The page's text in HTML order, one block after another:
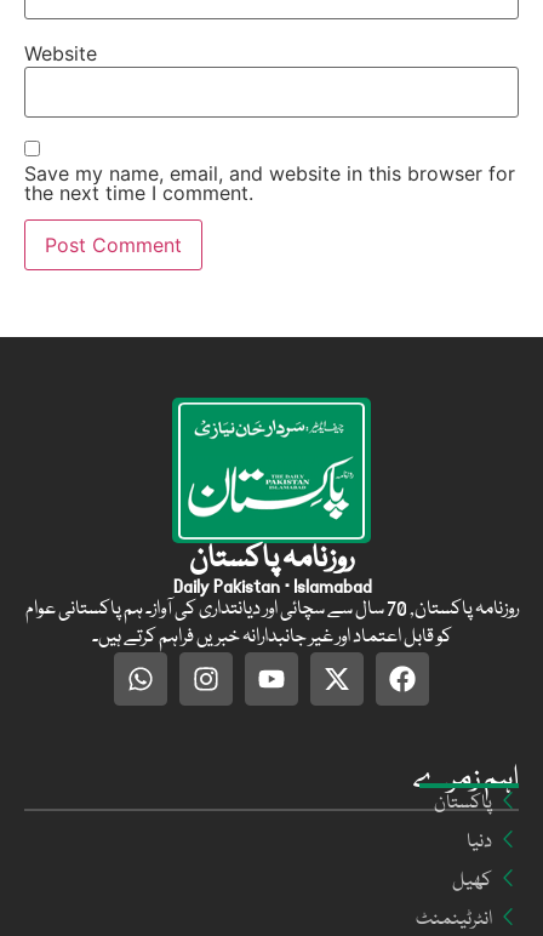
Website
Save my name, email, and website in this browser for
the next time I comment.
اہم زمرے
پاکستان
دنیا
کھیل
انٹرٹینمنٹ
روزنامہ پاکستان
Daily Pakistan · Islamabad
روزنامہ پاکستان, 70 سال سے سچائی اور دیانتداری کی آواز۔ ہم پاکستانی عوام
کو قابل اعتماد اور غیر جانبدارانہ خبریں فراہم کرتے ہیں۔